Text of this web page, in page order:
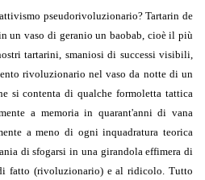
pseudorivoluzionario? Tartarin de
un vaso di geranio un baobab, cioè il più
tartarini, smaniosi di successi visibili,
rivoluzionario nel vaso da notte di un
si contenta di qualche formoletta tattica
a memoria in quarant'anni di vana
a meno di ogni inquadratura teorica
di sfogarsi in una girandola effimera di
fatto (rivoluzionario) e al ridicolo. Tutto